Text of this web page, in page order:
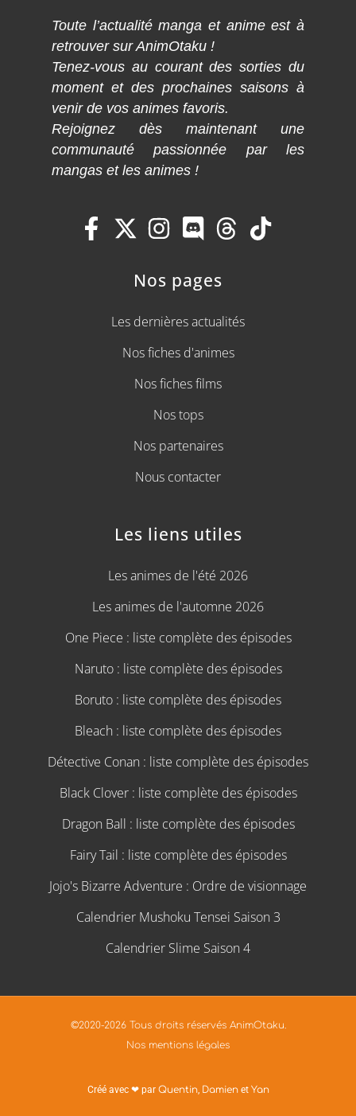
Toute l’actualité manga et anime est à
retrouver sur AnimOtaku !
Tenez-vous au courant des sorties du
moment et des prochaines saisons à
venir de vos animes favoris.
Rejoignez dès maintenant une
communauté passionnée par les
mangas et les animes !
Nos pages
Les dernières actualités
Nos fiches d'animes
Nos fiches films
Nos tops
Nos partenaires
Nous contacter
Les liens utiles
Les animes de l'été 2026
Les animes de l'automne 2026
One Piece : liste complète des épisodes
Naruto : liste complète des épisodes
Boruto : liste complète des épisodes
Bleach : liste complète des épisodes
Détective Conan : liste complète des épisodes
Black Clover : liste complète des épisodes
Dragon Ball : liste complète des épisodes
Fairy Tail : liste complète des épisodes
Jojo's Bizarre Adventure : Ordre de visionnage
Calendrier Mushoku Tensei Saison 3
Calendrier Slime Saison 4
©2020-2026 Tous droits réservés AnimOtaku.
Nos mentions légales
Créé avec ❤ par Quentin, Damienet Yan